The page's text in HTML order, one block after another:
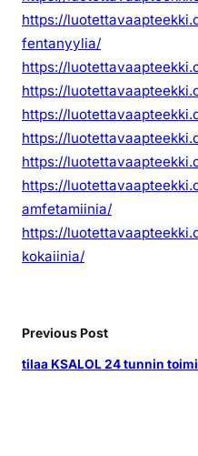
https://
fentanyylia/
https://
https://
https://
https://
https://
https://
amfetamiinia/
https://
kokaiinia/
Previous Post
tilaa KSALOL 24 tunnin